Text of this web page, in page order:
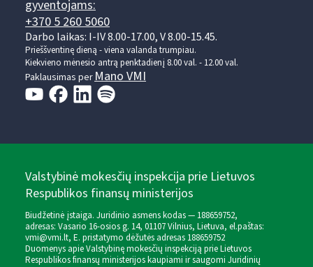
gyventojams:
+370 5 260 5060
Darbo laikas: I-IV 8.00-17.00, V 8.00-15.45.
Prieššventinę dieną - viena valanda trumpiau.
Kiekvieno mėnesio antrą penktadienį 8.00 val. - 12.00 val.
Paklausimas perMano VMI
Valstybinė mokesčių inspekcija prie Lietuvos
Respublikos finansų ministerijos
Biudžetinė įstaiga. Juridinio asmens kodas — 188659752,
adresas: Vasario 16-osios g. 14, 01107 Vilnius, Lietuva, el.paštas:
vmi@vmi.lt, E. pristatymo dėžutės adresas 188659752
Duomenys apie Valstybinę mokesčių inspekciją prie Lietuvos
Respublikos finansų ministerijos kaupiami ir saugomi Juridinių